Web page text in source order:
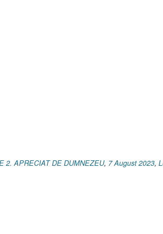
2. APRECIAT DE DUMNEZEU, 7 August 2023,